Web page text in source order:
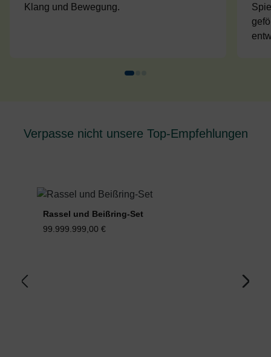
Klang und Bewegung.
Verpasse nicht unsere Top-Empfehlungen
Produktgalerie überspringen
Rassel und Beißring-Set
99.999.999,00 €